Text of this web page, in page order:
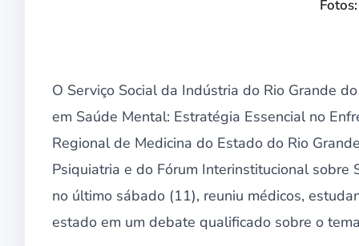
O Serviço Social da Indústria do Rio Grande
em Saúde Mental: Estratégia Essencial no
Regional de Medicina do Estado do Rio
Psiquiatria e do Fórum Interinstitucional sobre
no último sábado (11), reuniu médicos,
estado em um debate qualificado sobre o